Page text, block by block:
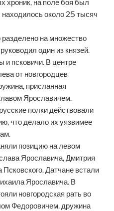
хроник, на поле боя был
находилось около 25 тысяч
на множество
один из князей.
и псковичи. В центре
от новгородцев
присланная
Ярославичем.
полки действовали
что делало их уязвимее
позицию на левом
Ярославича, Дмитрия
Датчане встали
Ярославича. В
новгородская рать во
Федоровичем, дружина